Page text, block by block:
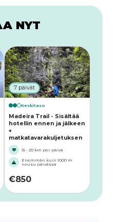
NYT
7 päivät
Keskitaso
Madeira Trail - Sisältää
hotellin ennen ja jälkeen
+
matkatavarakuljetuksen
15 - 20 km per päivä
Enemmän kuin 1000 m
nousu päivässä
€850